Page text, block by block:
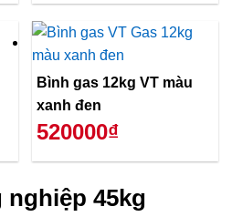
Bình gas 12kg VT màu
xanh đen
520000₫
45kg